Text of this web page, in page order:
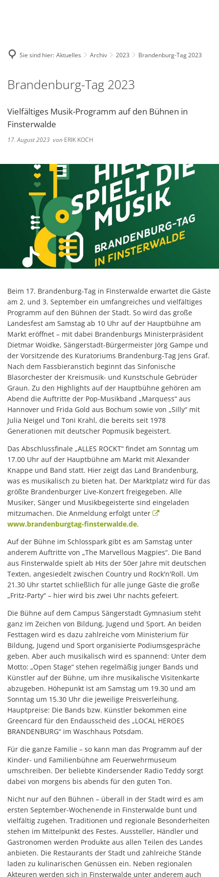
Sie sind hier: Aktuelles Archiv 2023 Brandenburg-Tag 2023
Brandenburg-Tag 2023
Vielfältiges Musik-Programm auf den Bühnen in
Finsterwalde
17. August 2023 von ERIK KOCH
Beim 17. Brandenburg-Tag in Finsterwalde erwartet die Gäste
am 2. und 3. September ein umfangreiches und vielfältiges
Programm auf den Bühnen der Stadt. So wird das große
Landesfest am Samstag ab 10 Uhr auf der Hauptbühne am
Markt eröffnet – mit dabei Brandenburgs Ministerpräsident
Dietmar Woidke, Sängerstadt-Bürgermeister Jörg Gampe und
der Vorsitzende des Kuratoriums Brandenburg-Tag Jens Graf.
Nach dem Fassbieranstich beginnt das Sinfonische
Blasorchester der Kreismusik- und Kunstschule Gebrüder
Graun. Zu den Highlights auf der Hauptbühne gehören am
Abend die Auftritte der Pop-Musikband „Marquess“ aus
Hannover und Frida Gold aus Bochum sowie von „Silly“ mit
Julia Neigel und Toni Krahl, die bereits seit 1978
Generationen mit deutscher Popmusik begeistert.
Das Abschlussfinale „ALLES ROCKT“ findet am Sonntag um
17.00 Uhr auf der Hauptbühne am Markt mit Alexander
Knappe und Band statt. Hier zeigt das Land Brandenburg,
was es musikalisch zu bieten hat. Der Marktplatz wird für das
größte Brandenburger Live-Konzert freigegeben. Alle
Musiker, Sänger und Musikbegeisterte sind eingeladen
mitzumachen. Die Anmeldung erfolgt unter
www.brandenburgtag-finsterwalde.de.
Auf der Bühne im Schlosspark gibt es am Samstag unter
anderem Auftritte von „The Marvellous Magpies“. Die Band
aus Finsterwalde spielt ab Hits der 50er Jahre mit deutschen
Texten, angesiedelt zwischen Country und Rock'n'Roll. Um
21.30 Uhr startet schließlich für alle junge Gäste die große
„Fritz-Party“ – hier wird bis zwei Uhr nachts gefeiert.
Die Bühne auf dem Campus Sängerstadt Gymnasium steht
ganz im Zeichen von Bildung, Jugend und Sport. An beiden
Festtagen wird es dazu zahlreiche vom Ministerium für
Bildung, Jugend und Sport organisierte Podiumsgespräche
geben. Aber auch musikalisch wird es spannend: Unter dem
Motto: „Open Stage“ stehen regelmäßig junger Bands und
Künstler auf der Bühne, um ihre musikalische Visitenkarte
abzugeben. Höhepunkt ist am Samstag um 19.30 und am
Sonntag um 15.30 Uhr die jeweilige Preisverleihung.
Hauptpreise: Die Bands bzw. Künstler bekommen eine
Greencard für den Endausscheid des „LOCAL HEROES
BRANDENBURG“ im Waschhaus Potsdam.
Für die ganze Familie – so kann man das Programm auf der
Kinder- und Familienbühne am Feuerwehrmuseum
umschreiben. Der beliebte Kindersender Radio Teddy sorgt
dabei von morgens bis abends für den guten Ton.
Nicht nur auf den Bühnen – überall in der Stadt wird es am
ersten September-Wochenende in Finsterwalde bunt und
vielfältig zugehen. Traditionen und regionale Besonderheiten
stehen im Mittelpunkt des Festes. Aussteller, Händler und
Gastronomen werden Produkte aus allen Teilen des Landes
anbieten. Die Restaurants der Stadt und zahlreiche Stände
laden zu kulinarischen Genüssen ein. Neben regionalen
Akteuren werden sich in Finsterwalde unter anderem auch